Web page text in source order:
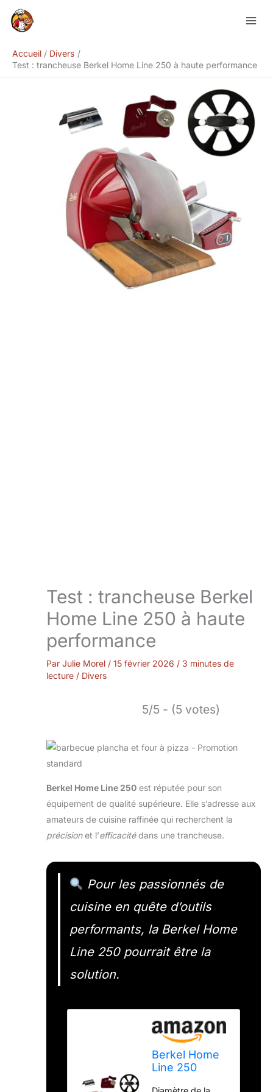
Accueil
Divers
Test : trancheuse Berkel Home Line 250 à haute performance
Test : trancheuse Berkel
Home Line 250 à haute
performance
Par Julie Morel / 15 février 2026 / 3 minutes de
lecture / Divers
5/5 - (5 votes)
Berkel Home Line 250 est réputée pour son
équipement de qualité supérieure. Elle s’adresse aux
amateurs de cuisine raffinée qui recherchent la
précisionet l’efficacitédans une trancheuse.
Pour les passionnés de
cuisine en quête d’outils
performants, la Berkel Home
Line 250 pourrait être la
solution.
Berkel Home
Line 250
Rechercher